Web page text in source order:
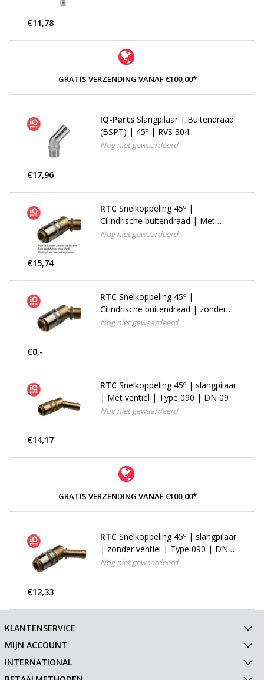
€11,78
GRATIS VERZENDING VANAF €100,00*
IQ-Parts Slangpilaar | Buitendraad
(BSPT) | 45º | RVS 304
Nog niet gewaardeerd
€17,96
RTC Snelkoppeling 45º |
Cilindrische buitendraad | Met
ventiel | Type 090 | DN 09
Nog niet gewaardeerd
€15,74
RTC Snelkoppeling 45º |
Cilindrische buitendraad | zonder
ventiel | Type 090 | DN 09
Nog niet gewaardeerd
€0,-
RTC Snelkoppeling 45º | slangpilaar
| Met ventiel | Type 090 | DN 09
Nog niet gewaardeerd
€14,17
GRATIS VERZENDING VANAF €100,00*
RTC Snelkoppeling 45º | slangpilaar
| zonder ventiel | Type 090 | DN
09
Nog niet gewaardeerd
€12,33
KLANTENSERVICE
MIJN ACCOUNT
INTERNATIONAL